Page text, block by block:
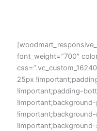
font_weight=”700″
25px
!important;padding-